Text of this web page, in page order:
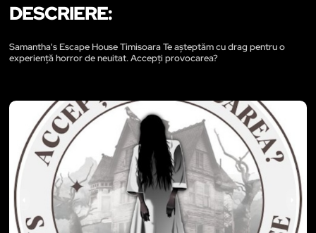
DESCRIERE:
Samantha's Escape House Timisoara Te așteptăm cu drag pentru o
experiență horror de neuitat. Accepți provocarea?